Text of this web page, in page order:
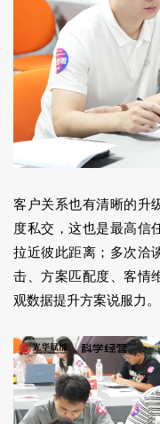
客户关系也有清晰的
度私交，这也是最高信
拉近彼此距离；多次洽
击、方案匹配度、客情
观数据提升方案说服力。